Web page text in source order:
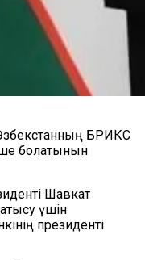
Өзбекстанның БРИКС
болатынын
Шавкат
үшін
президенті